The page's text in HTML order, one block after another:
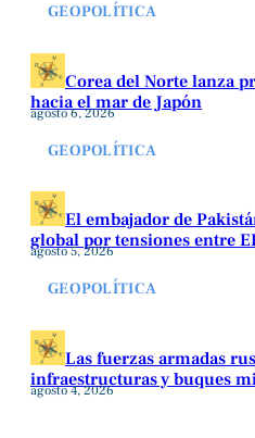
GEOPOLÍTICA
Corea del Norte lanza
hacia el mar de Japón
agosto 6, 2026
GEOPOLÍTICA
El embajador de
global por tensiones entre
agosto 5, 2026
GEOPOLÍTICA
Las fuerzas armadas
infraestructuras y buques
agosto 4, 2026